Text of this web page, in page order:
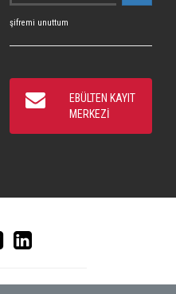
şifremi unuttum
EBÜLTEN KAYIT
MERKEZİ